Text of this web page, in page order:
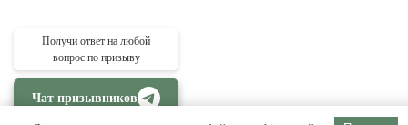
Получи ответ на любой
вопрос по призыву
Чат призывников